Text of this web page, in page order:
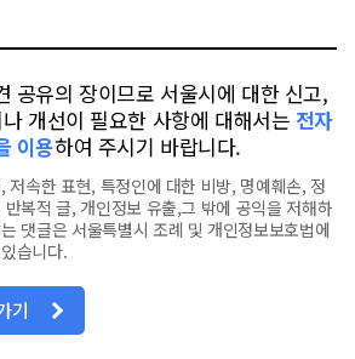
공유의 장이므로 서울시에 대한 신고,
개선이 필요한 사항에 대해서는 전자
이용하여 주시기 바랍니다.
저속한 표현, 특정인에 대한 비방, 명예훼손, 정
복적 글, 개인정보 유출,그 밖에 공익을 저해하
댓글은 서울특별시 조례 및 개인정보보호법에
습니다.
기